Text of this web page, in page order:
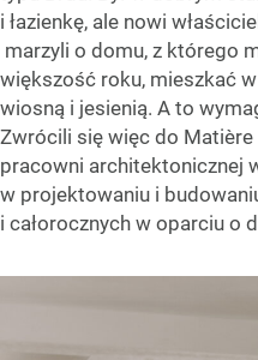
i łazienkę, ale nowi
marzyli o domu, z którego
większość roku, mieszkać
wiosną i jesienią. A to
Zwrócili się więc do
pracowni architektonicznej
w projektowaniu i
i całorocznych w oparciu o